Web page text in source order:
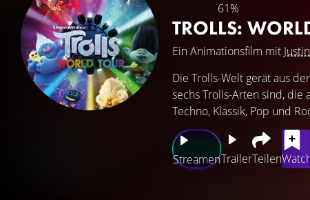
61%
TROLLS:
Ein Animationsfilm mit
StreamenTrailerTeilen
Die Trolls-Welt gerät aus
sechs Trolls-Arten sind, die
Techno, Klassik, Pop und